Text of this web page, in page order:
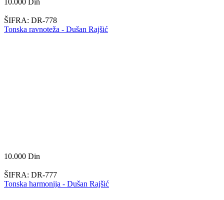
ŠIFRA: DR-778
Tonska ravnoteža - Dušan Rajšić
10.000 Din
ŠIFRA: DR-777
Tonska harmonija - Dušan Rajšić